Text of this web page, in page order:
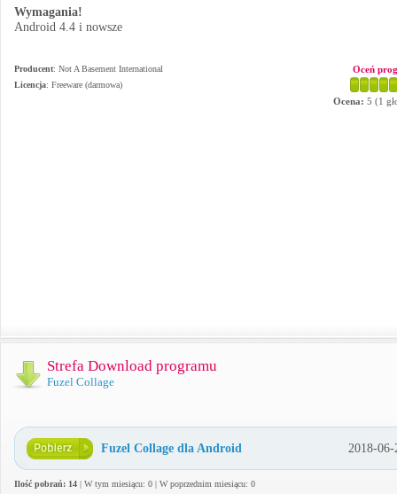
Wymagania!
Android 4.4 i nowsze
Producent: Not A Basement International
Licencja: Freeware (darmowa)
Oceń
Ocena: 5 (1
Strefa Download programu
Fuzel Collage
Fuzel Collage dla Android 2018-06-
Ilość pobrań: 14 | W tym miesiącu: 0 | W poprzednim miesiącu: 0